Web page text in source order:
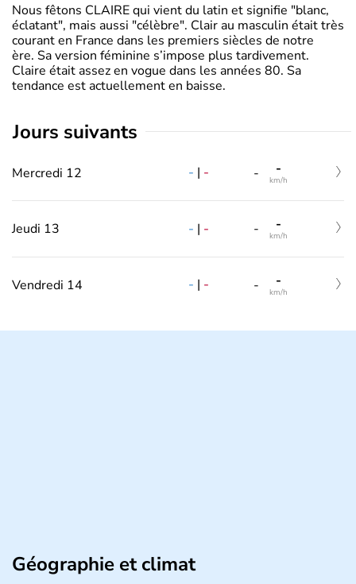
Nous fêtons CLAIRE qui vient du latin et signifie "blanc,
éclatant", mais aussi "célèbre". Clair au masculin était très
courant en France dans les premiers siècles de notre
ère. Sa version féminine s’impose plus tardivement.
Claire était assez en vogue dans les années 80. Sa
tendance est actuellement en baisse.
jours suivants
Mercredi 12 - | - - -
km/h
Jeudi 13 - | - - -
km/h
Vendredi 14 - | - - -
km/h
Géographie et climat